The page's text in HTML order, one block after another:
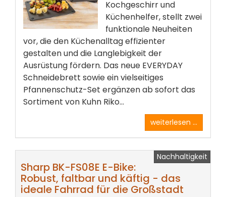
Kochgeschirr und
Küchenhelfer, stellt zwei
funktionale Neuheiten
vor, die den Küchenalltag effizienter
gestalten und die Langlebigkeit der
Ausrüstung fördern. Das neue EVERYDAY
Schneidebrett sowie ein vielseitiges
Pfannenschutz-Set ergänzen ab sofort das
Sortiment von Kuhn Riko...
weiterlesen ...
Nachhaltigkeit
Sharp BK-FS08E E-Bike:
Robust, faltbar und käftig - das
ideale Fahrrad für die Großstadt